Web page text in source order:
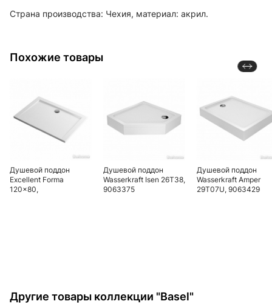
Страна производства: Чехия, материал: акрил.
Похожие товары
Душевой поддон
Excellent Forma
120x80,
Душевой поддон
Wasserkraft Isen 26T38,
9063375
Душевой поддон
Wasserkraft Amper
29T07U, 9063429
Другие товары коллекции "Basel"